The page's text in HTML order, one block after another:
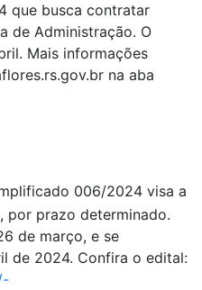
que busca contratar
de Administração. O
Mais informações
na aba
006/2024 visa a
por prazo determinado.
de março, e se
de 2024. Confira o edital: